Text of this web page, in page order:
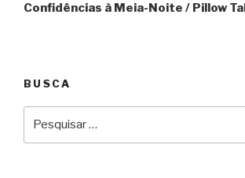
Confidências à Meia-Noite / Pillow
BUSCA